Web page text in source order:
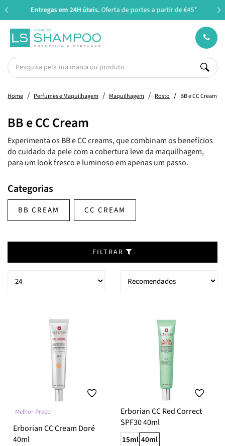
Entregas em 24H úteis.Oferta de portes a partir de €45*
Home Perfumes e Maquilhagem Maquilhagem Rosto BB e CC Cream
BB e CC Cream
Experimenta os BB e CC creams, que combinam os benefícios
do cuidado da pele com a cobertura leve da maquilhagem,
para um look fresco e luminoso em apenas um passo.
Categorias
BB CREAM CC CREAM
FILTRAR
Melhor Preço
Erborian CC Cream Doré
40ml
Erborian CC Red Correct
SPF30 40ml
15ml 40ml